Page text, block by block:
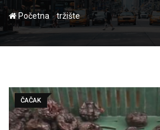
Početna -tržište
ČAČAK